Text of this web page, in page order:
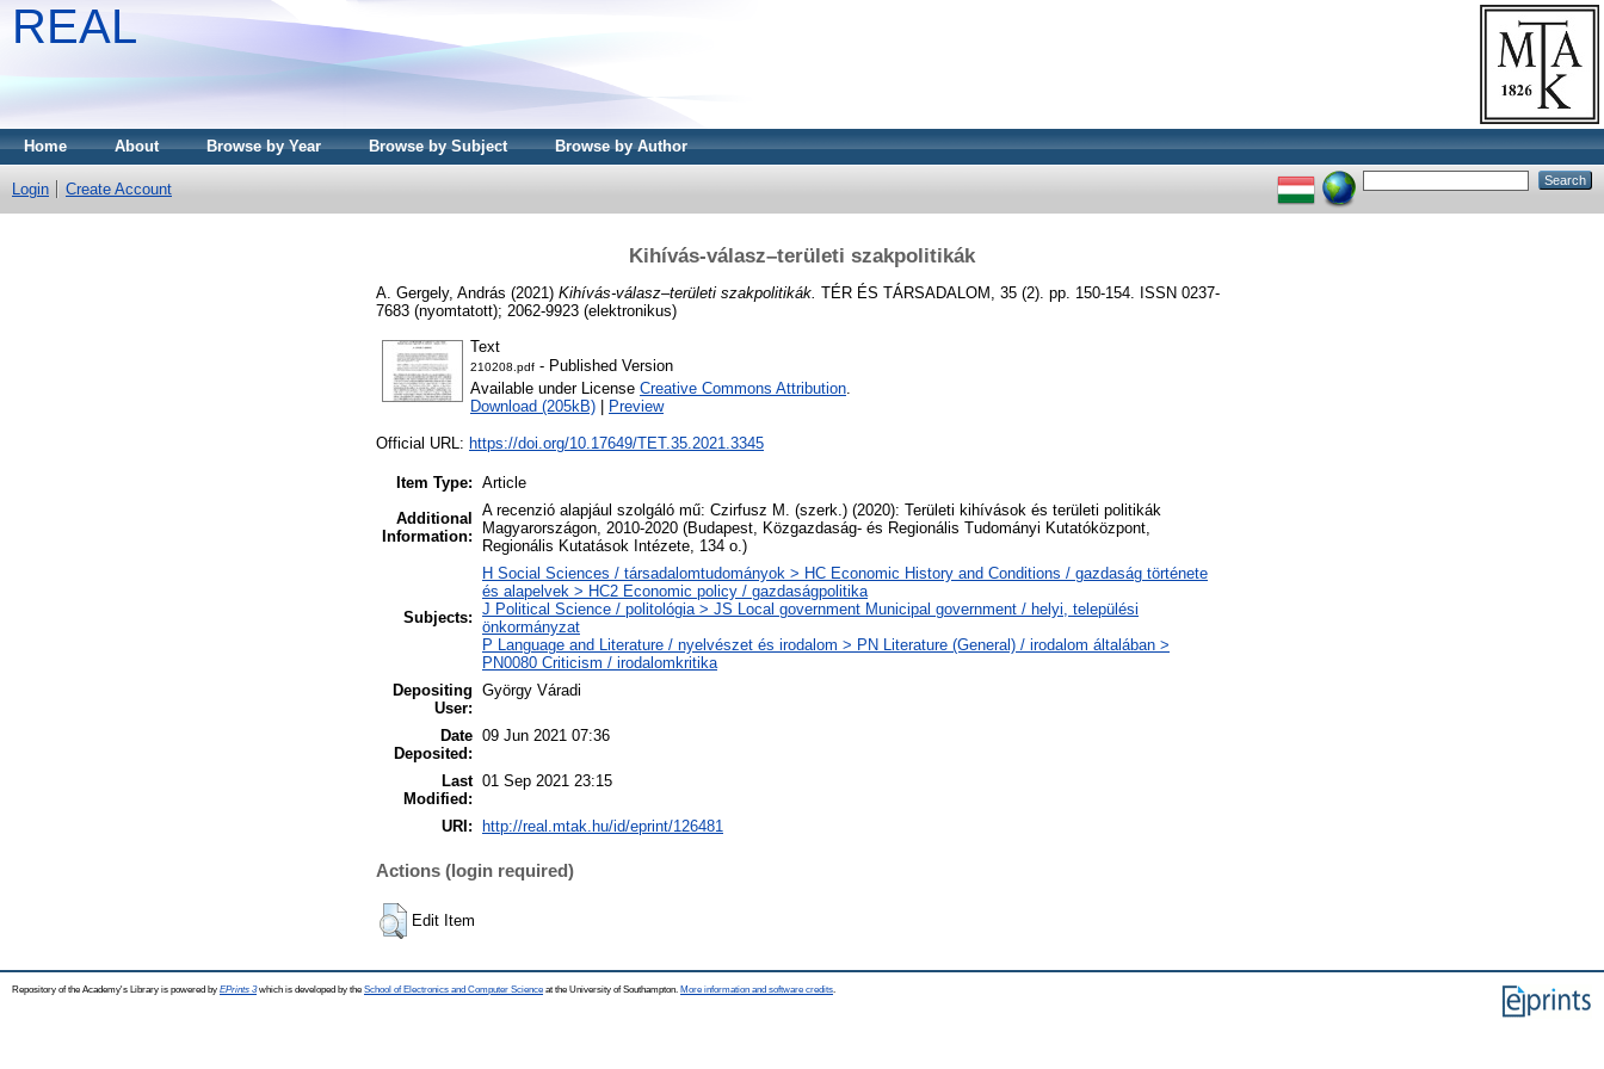
REAL
Home About Browse by Year Browse by Subject Browse by Author
Login Create Account
Kihívás-válasz–területi szakpolitikák
A. Gergely, András (2021) Kihívás-válasz–területi szakpolitikák. TÉR ÉS TÁRSADALOM, 35 (2). pp. 150-154. ISSN 0237-
7683 (nyomtatott); 2062-9923 (elektronikus)
Text
210208.pdf - Published Version
Available under License Creative Commons Attribution.
Download (205kB)
Preview
Official URL: https://doi.org/10.17649/TET.35.2021.3345
Item Type: Article
Additional
Information:
A recenzió alapjául szolgáló mű: Czirfusz M. (szerk.) (2020): Területi kihívások és területi politikák
Magyarországon, 2010-2020 (Budapest, Közgazdaság- és Regionális Tudományi Kutatóközpont,
Regionális Kutatások Intézete, 134 o.)
Subjects:
H Social Sciences / társadalomtudományok > HC Economic History and Conditions / gazdaság története
és alapelvek > HC2 Economic policy / gazdaságpolitika
J Political Science / politológia > JS Local government Municipal government / helyi, települési
önkormányzat
P Language and Literature / nyelvészet és irodalom > PN Literature (General) / irodalom általában >
PN0080 Criticism / irodalomkritika
Depositing
User:
György Váradi
Date
Deposited:
09 Jun 2021 07:36
Last
Modified:
01 Sep 2021 23:15
URI: http://real.mtak.hu/id/eprint/126481
Actions (login required)
Edit Item
Repository of the Academy's Library is powered by EPrints 3which is developed by the School of Electronics and Computer Science at the University of Southampton. More information and software credits